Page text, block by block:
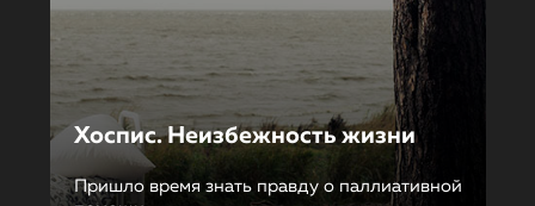
Хоспис. Неизбежность жизни
Пришло время знать правду о паллиативной